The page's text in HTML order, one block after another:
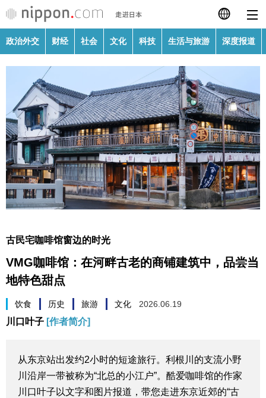
日本語
繁體字
Français
Español
العربية
政治外交
财经
社会
生活与旅游
深度报道
新闻
政治外交 财经 社会 文化 科技 生活与旅游 深度报道
古民宅咖啡馆窗边的时光
VMG咖啡馆：在河畔古老的商铺建筑中，品尝当
地特色甜点
饮食 历史 旅游 文化 2026.06.19
川口叶子 [作者简介]
从东京站出发约2小时的短途旅行。利根川的支流小野
川沿岸一带被称为“北总的小江户”。酷爱咖啡馆的作家
川口叶子以文字和图片报道，带您走进东京近郊的“古